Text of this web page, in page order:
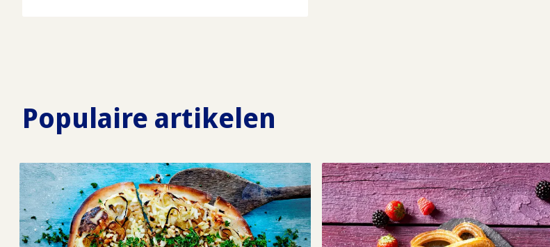
Populaire artikelen